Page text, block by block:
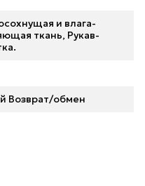
и влага-
ткань, Рукав-
Возврат/обмен